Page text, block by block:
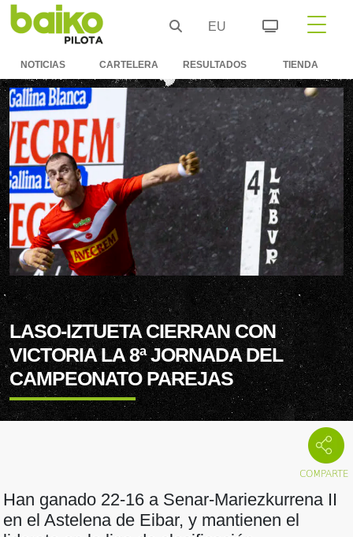
EU
NOTICIAS CARTELERA RESULTADOS TIENDA
LASO-IZTUETA CIERRAN CON
VICTORIA LA 8ª JORNADA DEL
CAMPEONATO PAREJAS
Han ganado 22-16 a Senar-Mariezkurrena II
en el Astelena de Eibar, y mantienen el